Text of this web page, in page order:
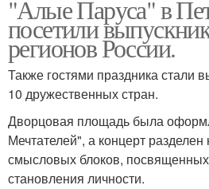
"Алые Паруса" в
посетили
регионов России.
Также гостями праздника стали
10 дружественных стран.
Дворцовая площадь была
Мечтателей", а концерт разделен
смысловых блоков,
становления личности.